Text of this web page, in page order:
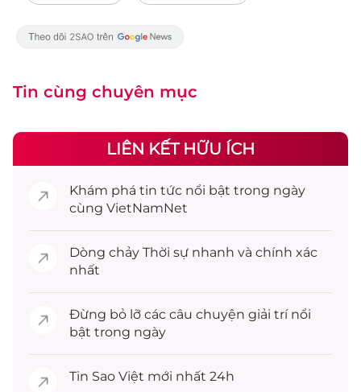
Tin cùng chuyên mục
LIÊN KẾT HỮU ÍCH
Khám phá tin tức nổi bật trong ngày
cùng VietNamNet
Dòng chảy Thời sự nhanh và chính xác
nhất
Đừng bỏ lỡ các câu chuyện giải trínổi
bật trong ngày
Tin Sao Việt mới nhất 24h